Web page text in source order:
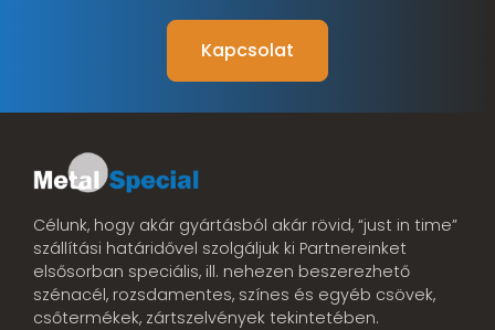
Kapcsolat
Célunk, hogy akár gyártásból akár rövid, “just in time”
szállítási határidővel szolgáljuk ki Partnereinket
elsősorban speciális, ill. nehezen beszerezhető
szénacél, rozsdamentes, színes és egyéb csövek,
csőtermékek, zártszelvények tekintetében.